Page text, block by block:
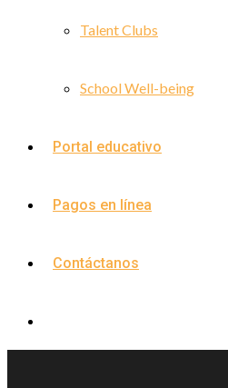
Talent Clubs
School Well-being
Portal educativo
Pagos en línea
Contáctanos